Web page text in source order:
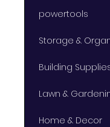
powertools
Storage &
Building
Lawn &
Home & Decor